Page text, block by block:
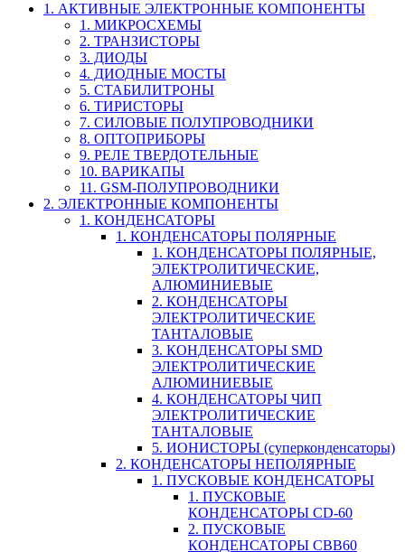
1. АКТИВНЫЕ ЭЛЕКТРОННЫЕ КОМПОНЕНТЫ
1. МИКРОСХЕМЫ
2. ТРАНЗИСТОРЫ
3. ДИОДЫ
4. ДИОДНЫЕ МОСТЫ
5. СТАБИЛИТРОНЫ
6. ТИРИСТОРЫ
7. СИЛОВЫЕ ПОЛУПРОВОДНИКИ
8. ОПТОПРИБОРЫ
9. РЕЛЕ ТВЕРДОТЕЛЬНЫЕ
10. ВАРИКАПЫ
11. GSM-ПОЛУПРОВОДНИКИ
2. ЭЛЕКТРОННЫЕ КОМПОНЕНТЫ
1. КОНДЕНСАТОРЫ
1. КОНДЕНСАТОРЫ ПОЛЯРНЫЕ
1. КОНДЕНСАТОРЫ ПОЛЯРНЫЕ,
ЭЛЕКТРОЛИТИЧЕСКИЕ,
АЛЮМИНИЕВЫЕ
2. КОНДЕНСАТОРЫ
ЭЛЕКТРОЛИТИЧЕСКИЕ
ТАНТАЛОВЫЕ
3. КОНДЕНСАТОРЫ SMD
ЭЛЕКТРОЛИТИЧЕСКИЕ
АЛЮМИНИЕВЫЕ
4. КОНДЕНСАТОРЫ ЧИП
ЭЛЕКТРОЛИТИЧЕСКИЕ
ТАНТАЛОВЫЕ
5. ИОНИСТОРЫ (суперконденсаторы)
2. КОНДЕНСАТОРЫ НЕПОЛЯРНЫЕ
1. ПУСКОВЫЕ КОНДЕНСАТОРЫ
1. ПУСКОВЫЕ
КОНДЕНСАТОРЫ CD-60
2. ПУСКОВЫЕ
КОНДЕНСАТОРЫ CBB60